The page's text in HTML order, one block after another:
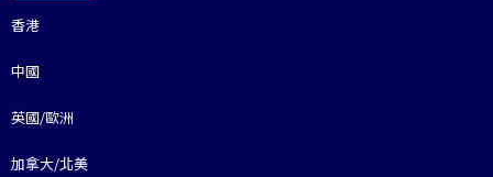
香港
中國
英國/歐洲
加拿大/北美